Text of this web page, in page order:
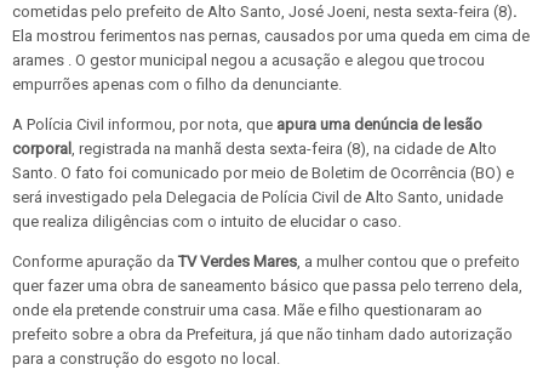
cometidas pelo prefeito de Alto Santo, José Joeni, nesta sexta-feira (8).
Ela mostrou ferimentos nas pernas, causados por uma queda em cima de
arames . O gestor municipal negou a acusação e alegou que trocou
empurrões apenas com o filho da denunciante.
A Polícia Civil informou, por nota, que apura uma denúncia de lesão
corporal , registrada na manhã desta sexta-feira (8), na cidade de Alto
Santo. O fato foi comunicado por meio de Boletim de Ocorrência (BO) e
será investigado pela Delegacia de Polícia Civil de Alto Santo, unidade
que realiza diligências com o intuito de elucidar o caso.
Conforme apuração da TV Verdes Mares, a mulher contou que o prefeito
quer fazer uma obra de saneamento básico que passa pelo terreno dela,
onde ela pretende construir uma casa. Mãe e filho questionaram ao
prefeito sobre a obra da Prefeitura, já que não tinham dado autorização
para a construção do esgoto no local.